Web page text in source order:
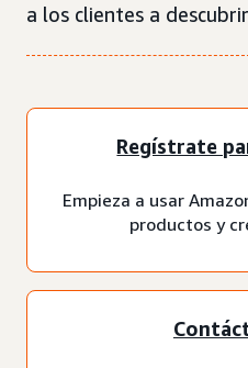
a los clientes a
Regístrate
Empieza a usar
productos y